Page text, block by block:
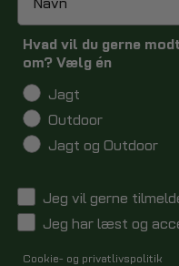
Hvad vil du gerne
om? Vælg én
Jagt
Outdoor
Jagt og Outdoor
Jeg vil gerne
Jeg har læst og
Cookie- og privatlivspolitik